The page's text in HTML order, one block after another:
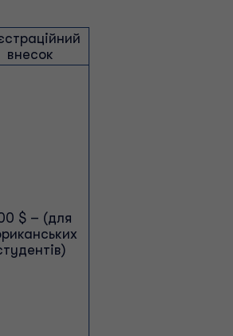
внесок
$ – (для